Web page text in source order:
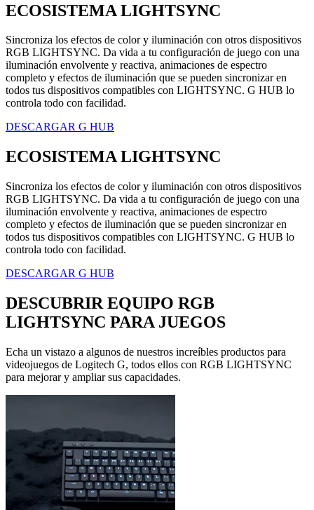
ECOSISTEMA LIGHTSYNC
Sincroniza los efectos de color y iluminación con otros dispositivos
RGB LIGHTSYNC. Da vida a tu configuración de juego con una
iluminación envolvente y reactiva, animaciones de espectro
completo y efectos de iluminación que se pueden sincronizar en
todos tus dispositivos compatibles con LIGHTSYNC. G HUB lo
controla todo con facilidad.
DESCARGAR G HUB
ECOSISTEMA LIGHTSYNC
Sincroniza los efectos de color y iluminación con otros dispositivos
RGB LIGHTSYNC. Da vida a tu configuración de juego con una
iluminación envolvente y reactiva, animaciones de espectro
completo y efectos de iluminación que se pueden sincronizar en
todos tus dispositivos compatibles con LIGHTSYNC. G HUB lo
controla todo con facilidad.
DESCARGAR G HUB
DESCUBRIR EQUIPO RGB
LIGHTSYNC PARA JUEGOS
Echa un vistazo a algunos de nuestros increíbles productos para
videojuegos de Logitech G, todos ellos con RGB LIGHTSYNC
para mejorar y ampliar sus capacidades.